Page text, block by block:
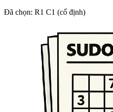
Đã chọn: R1 C1 (cố định)